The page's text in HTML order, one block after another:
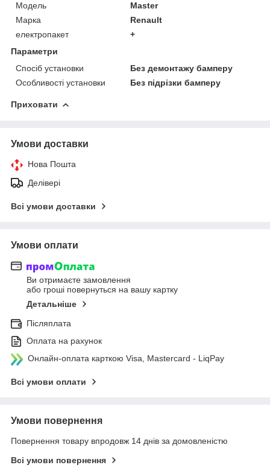
Модель
Master
Марка
Renault
електропакет
+
Параметри
Спосіб установки
Без демонтажу бамперу
Особливості установки
Без підрізки бамперу
Приховати
Умови доставки
Нова Пошта
Делівері
Всі умови доставки
Умови оплати
Ви отримаєте замовлення
або гроші повернуться на вашу картку
Детальніше
Післяплата
Оплата на рахунок
Онлайн-оплата карткою Visa, Mastercard - LiqPay
Всі умови оплати
Умови повернення
Повернення товару впродовж 14 днів за домовленістю
Всі умови повернення